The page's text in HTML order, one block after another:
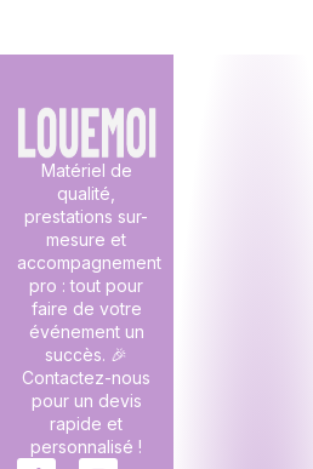
Matériel de
qualité,
prestations sur-
mesure et
accompagnement
pro : tout pour
faire de votre
événement un
succès. 🎉
Contactez-nous
pour un devis
rapide et
personnalisé !